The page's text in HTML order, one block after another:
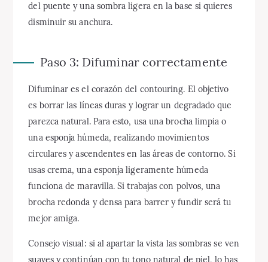
del puente y una sombra ligera en la base si quieres
disminuir su anchura.
Paso 3: Difuminar correctamente
Difuminar es el corazón del contouring. El objetivo
es borrar las líneas duras y lograr un degradado que
parezca natural. Para esto, usa una brocha limpia o
una esponja húmeda, realizando movimientos
circulares y ascendentes en las áreas de contorno. Si
usas crema, una esponja ligeramente húmeda
funciona de maravilla. Si trabajas con polvos, una
brocha redonda y densa para barrer y fundir será tu
mejor amiga.
Consejo visual: si al apartar la vista las sombras se ven
suaves y continúan con tu tono natural de piel, lo has